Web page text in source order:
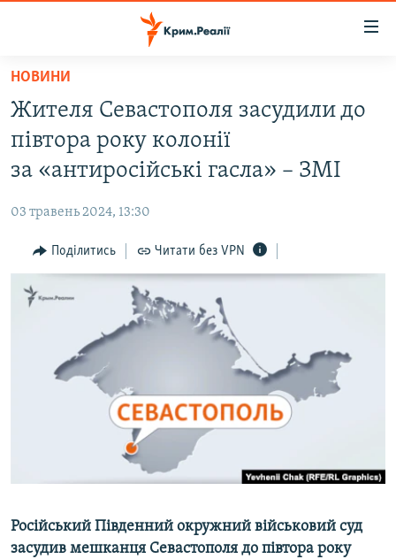
Перейти
основного
матеріалу
до
основної
навігації
Перейти
до
пошуку
ВІДЕО ТА ФОТО
БЛОГИ
ПОГЛЯД
ІНТЕРВ'Ю
СПЕЦПРОЕКТИ
ДЕПОРТАЦІЯ
ВІДЕОУРОКИ «ELIFBE»
СВІДЧЕННЯ ОКУПАЦІЇ
УКРАЇНСЬКА ПРОБЛЕМА КРИМУ
ЯК ОБІЙТИ БЛОКУВАННЯ
НОВИНИ
Жителя Севастополя засудили до
півтора року колонії
за «антиросійські гасла» – ЗМІ
03 травень 2024, 13:30
Поділитись Читати без VPN
Російський Південний окружний військовий суд
засудив мешканця Севастополя до півтора року